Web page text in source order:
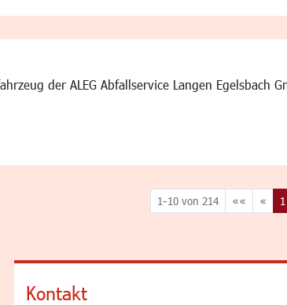
der ALEG Abfallservice Langen Egelsbach
1-10 von 214 «« « 1
Kontakt